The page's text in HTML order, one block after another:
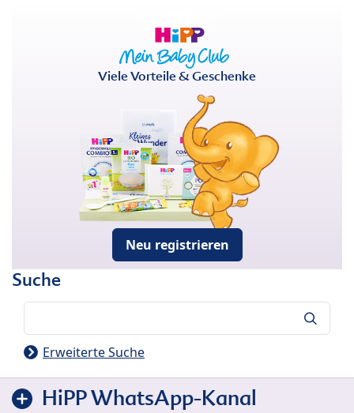
Viele Vorteile & Geschenke
Neu registrieren
Suche
Erweiterte Suche
HiPP WhatsApp-Kanal